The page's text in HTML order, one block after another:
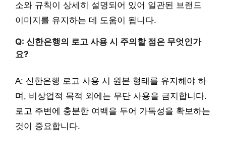
소와 규칙이 상세히 설명되어 있어 일관된 브랜드
이미지를 유지하는 데 도움이 됩니다.
Q: 신한은행의 로고 사용 시 주의할 점은 무엇인가
요?
A: 신한은행 로고 사용 시 원본 형태를 유지해야 하
며, 비상업적 목적 외에는 무단 사용을 금지합니다.
로고 주변에 충분한 여백을 두어 가독성을 확보하는
것이 중요합니다.